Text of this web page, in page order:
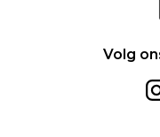
Volg